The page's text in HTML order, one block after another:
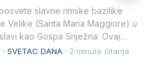
slavne rimske bazilike
Velike (Santa Maria Maggiore) u
kao Gospa Snježna. Ovaj
Maria…
SVETAC DANA · 2 minute čitanja